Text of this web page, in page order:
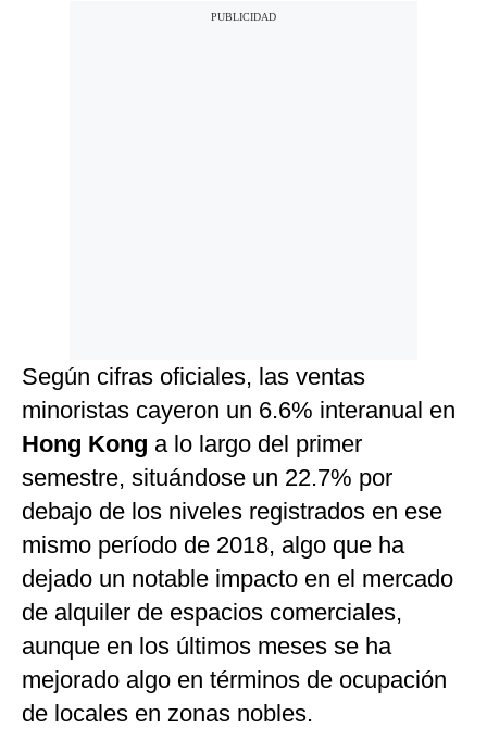
Según cifras oficiales, las ventas
minoristas cayeron un 6.6% interanual en
Hong Kong a lo largo del primer
semestre, situándose un 22.7% por
debajo de los niveles registrados en ese
mismo período de 2018, algo que ha
dejado un notable impacto en el mercado
de alquiler de espacios comerciales,
aunque en los últimos meses se ha
mejorado algo en términos de ocupación
de locales en zonas nobles.